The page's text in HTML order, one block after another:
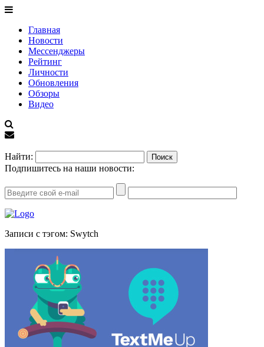
Главная
Новости
Мессенджеры
Рейтинг
Личности
Обновления
Обзоры
Видео
Найти:
Подпишитесь на наши новости:
Записи с тэгом: Swytch